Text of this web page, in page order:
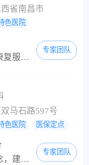
省南昌市
色医院
南昌男科医院是集预防，医疗、康复服务为一体的医疗机构。医院成立以来，一直坚持“以人为本，以病人为中心”的医疗理念，配置齐全的科室、经验丰富的临床队伍、并实行“无假日医院”，努力改善医疗服务质量，全力营造舒适、温馨的绿色医疗花园，建立诚信、理解、和谐的医疗环境。医院在服务上也以患者为中心，以优质的医疗服务于大众。适时推出：网上在线了解、绿色通道以及24小时综合门诊部，确定患者挂号的科室和预约就诊时间并...
专家团队
马石路597号
色医院 医保定点
南昌生殖医院导全新人文服务理念，建立新型医患关系，实施“一医一患一诊室”的诊疗模式，充分尊重患者隐私权与知情同意权，并推行全程医疗质量跟踪服务。本着“一切以病人为中心”的服务宗旨，南昌生殖医院努力改善服务态度，优化服务流程，提高医疗质量，保护患者隐私，设身处地为患者着想。 门诊开设导医台、咨询服务台, 方便病人就诊。为方便患者，医院实行划价、收费、取药、办理出入院手续等服务。药房大厅增设电子屏幕，向患...
专家团队